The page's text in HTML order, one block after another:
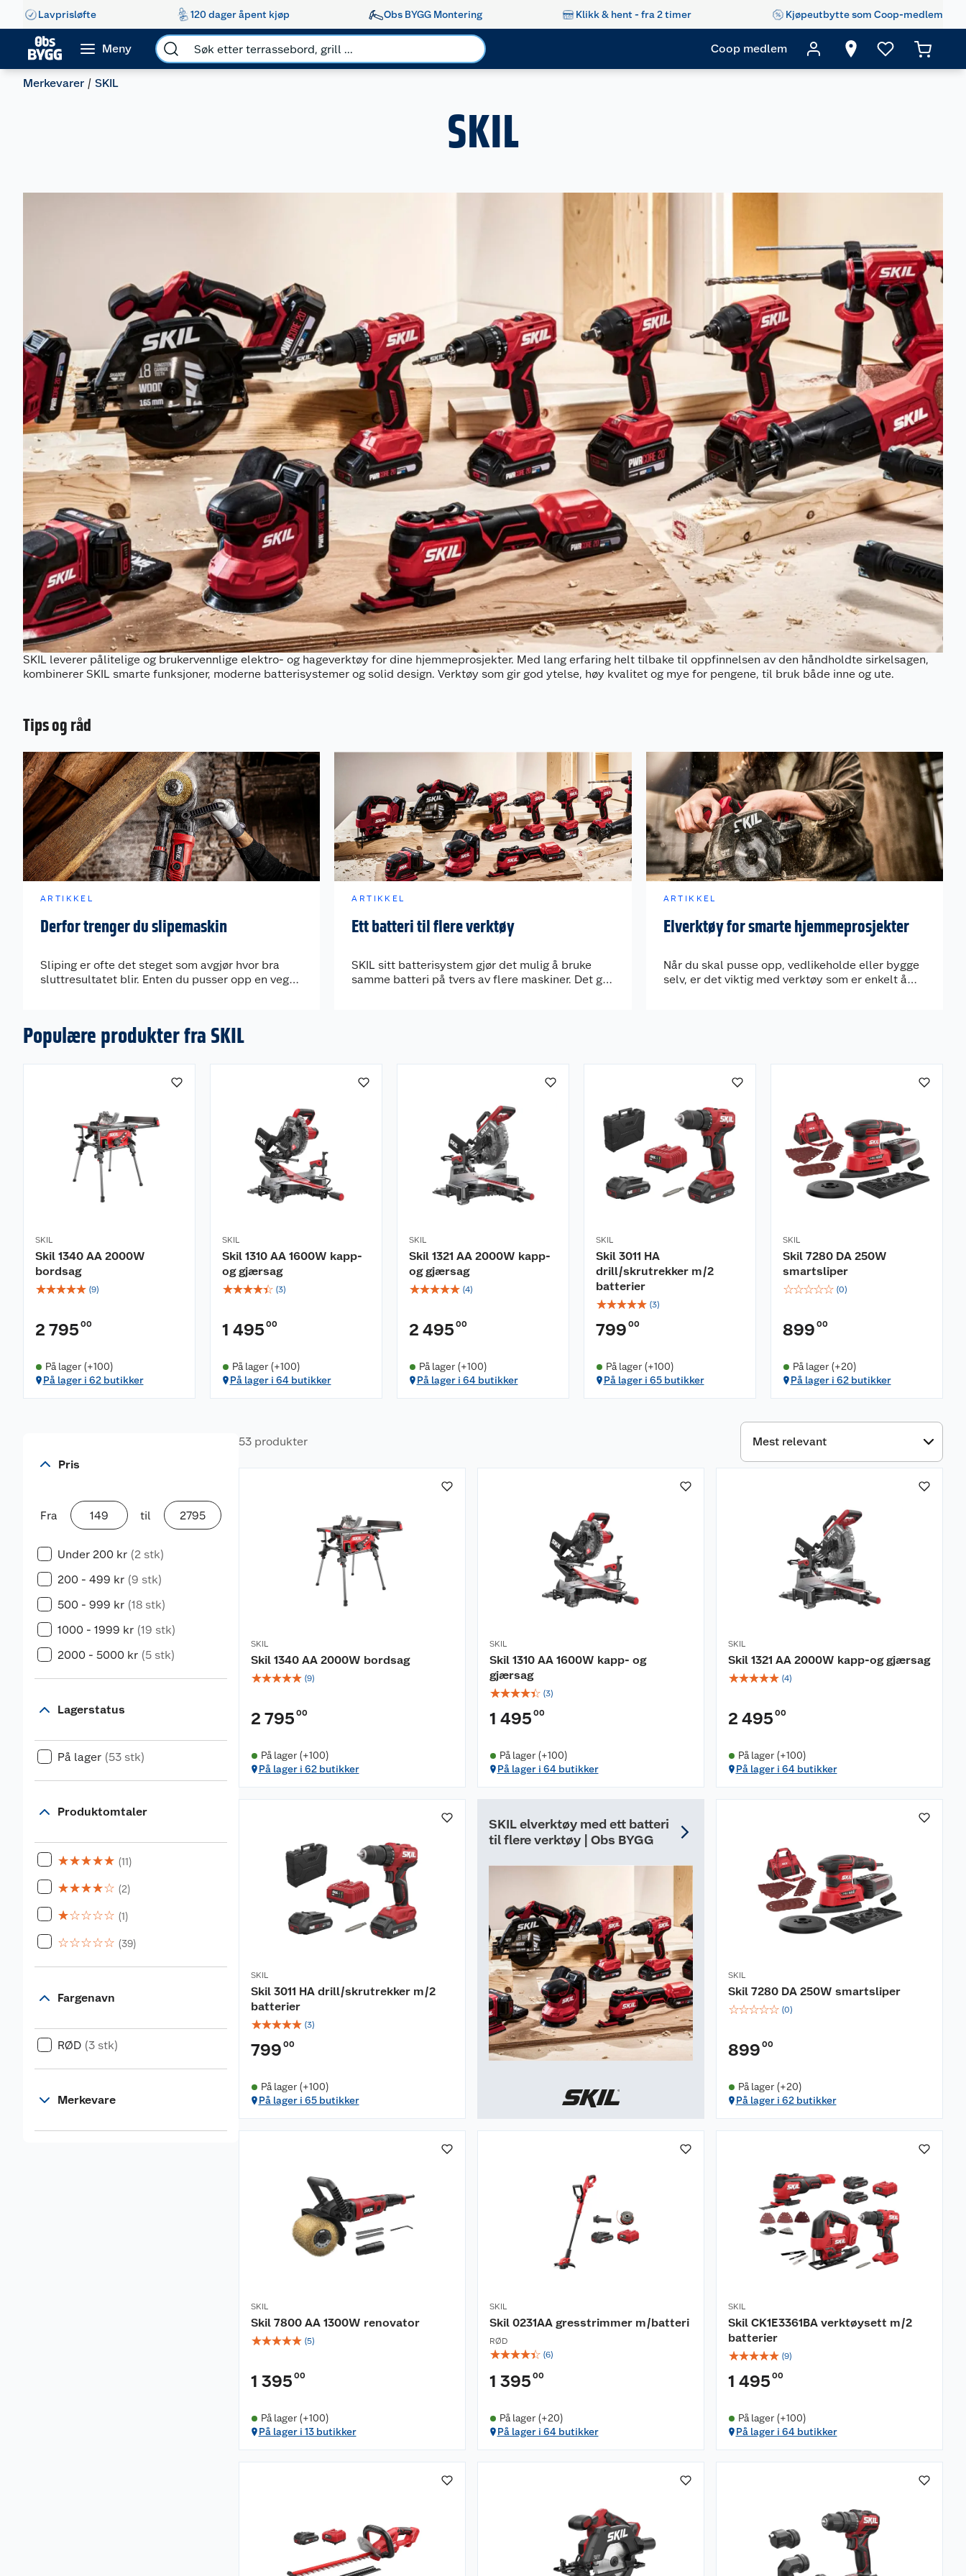
Lavprisløfte 120 dager åpent kjøp Obs BYGG Montering Klikk & hent - fra 2 timer Kjøpeutbytte som Coop-medlem
Meny Coop medlem
Merkevarer SKIL
SKIL
SKIL leverer pålitelige og brukervennlige elektro- og hageverktøy for dine hjemmeprosjekter. Med lang erfaring helt tilbake til oppfinnelsen av den håndholdte sirkelsagen,
kombinerer SKIL smarte funksjoner, moderne batterisystemer og solid design. Verktøy som gir god ytelse, høy kvalitet og mye for pengene, til bruk både inne og ute.
Tips og råd
ARTIKKEL
Derfor trenger du slipemaskin
Sliping er ofte det steget som avgjør hvor bra
sluttresultatet blir. Enten du pusser opp en vegg,
ARTIKKEL
Ett batteri til flere verktøy
SKIL sitt batterisystem gjør det mulig å bruke
samme batteri på tvers av flere maskiner. Det gir
ARTIKKEL
Elverktøy for smarte hjemmeprosjekter
Når du skal pusse opp, vedlikeholde eller bygge
selv, er det viktig med verktøy som er enkelt å
Populære produkter fra SKIL
SKIL
Skil 1340 AA 2000W
bordsag
☆☆☆☆☆ (9)
2 795 00
På lager (+100)
På lager i 62 butikker
SKIL
Skil 1310 AA 1600W kapp-
og gjærsag
☆☆☆☆☆ (3)
1 495 00
På lager (+100)
På lager i 64 butikker
SKIL
Skil 1321 AA 2000W kapp-
og gjærsag
☆☆☆☆☆ (4)
2 495 00
På lager (+100)
På lager i 64 butikker
SKIL
Skil 3011 HA
drill/skrutrekker m/2
batterier
☆☆☆☆☆ (3)
799 00
På lager (+100)
På lager i 65 butikker
SKIL
Skil 7280 DA 250W
smartsliper
☆☆☆☆☆ (0)
899 00
På lager (+20)
På lager i 62 butikker
Pris
Fra til
Under 200 kr (2 stk)
200 - 499 kr (9 stk)
500 - 999 kr (18 stk)
1000 - 1999 kr (19 stk)
2000 - 5000 kr (5 stk)
Lagerstatus
På lager (53 stk)
Produktomtaler
☆☆☆☆☆ (11)
☆☆☆☆☆ (2)
☆☆☆☆☆ (1)
☆☆☆☆☆ (39)
Fargenavn
RØD (3 stk)
Merkevare
53 produkter
SKIL
Skil 1340 AA 2000W bordsag
☆☆☆☆☆ (9)
2 795 00
På lager (+100)
På lager i 62 butikker
SKIL
Skil 1310 AA 1600W kapp- og
gjærsag
☆☆☆☆☆ (3)
1 495 00
På lager (+100)
På lager i 64 butikker
SKIL
Skil 1321 AA 2000W kapp-og gjærsag
☆☆☆☆☆ (4)
2 495 00
På lager (+100)
På lager i 64 butikker
SKIL
Skil 3011 HA drill/skrutrekker m/2
batterier
☆☆☆☆☆ (3)
799 00
På lager (+100)
På lager i 65 butikker
SKIL elverktøy med ett batteri
til flere verktøy | Obs BYGG
SKIL
Skil 7280 DA 250W smartsliper
☆☆☆☆☆ (0)
899 00
På lager (+20)
På lager i 62 butikker
SKIL
Skil 7800 AA 1300W renovator
☆☆☆☆☆ (5)
1 395 00
På lager (+100)
På lager i 13 butikker
SKIL
Skil 0231AA gresstrimmer m/batteri
RØD
☆☆☆☆☆ (6)
1 395 00
På lager (+20)
På lager i 64 butikker
SKIL
Skil CK1E3361BA verktøysett m/2
batterier
☆☆☆☆☆ (9)
1 495 00
På lager (+100)
På lager i 64 butikker